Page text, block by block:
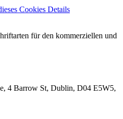
Cookies Details
für den kommerziellen und
4 Barrow St, Dublin, D04 E5W5,